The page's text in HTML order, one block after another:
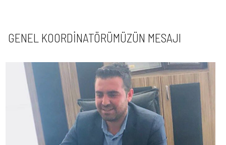
GENEL KOORDINATÖRÜMÜZÜN MESAJI